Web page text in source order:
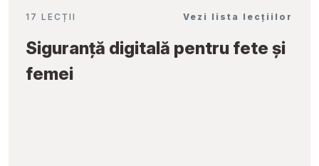
17 LECȚII Vezi lista lecțiilor
Siguranță digitală pentru fete și
femei